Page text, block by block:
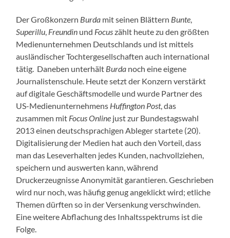
Der Großkonzern Burda mit seinen Blättern Bunte
Superillu Freundin und Focuszählt heute zu den größten
Medienunternehmen Deutschlands und ist mittels
ausländischer Tochtergesellschaften auch international
tätig. Daneben unterhält Burda noch eine eigene
Journalistenschule. Heute setzt der Konzern verstärkt
auf digitale Geschäftsmodelle und wurde Partner des
US-Medienunternehmens Huffington Post, das
zusammen mit Focus Online just zur Bundestagswahl
2013 einen deutschsprachigen Ableger startete (20).
Digitalisierung der Medien hat auch den Vorteil, dass
man das Leseverhalten jedes Kunden, nachvollziehen,
speichern und auswerten kann, während
Druckerzeugnisse Anonymität garantieren. Geschrieben
wird nur noch, was häufig genug angeklickt wird; etliche
Themen dürften so in der Versenkung verschwinden.
Eine weitere Abflachung des Inhaltsspektrums ist die
Folge.